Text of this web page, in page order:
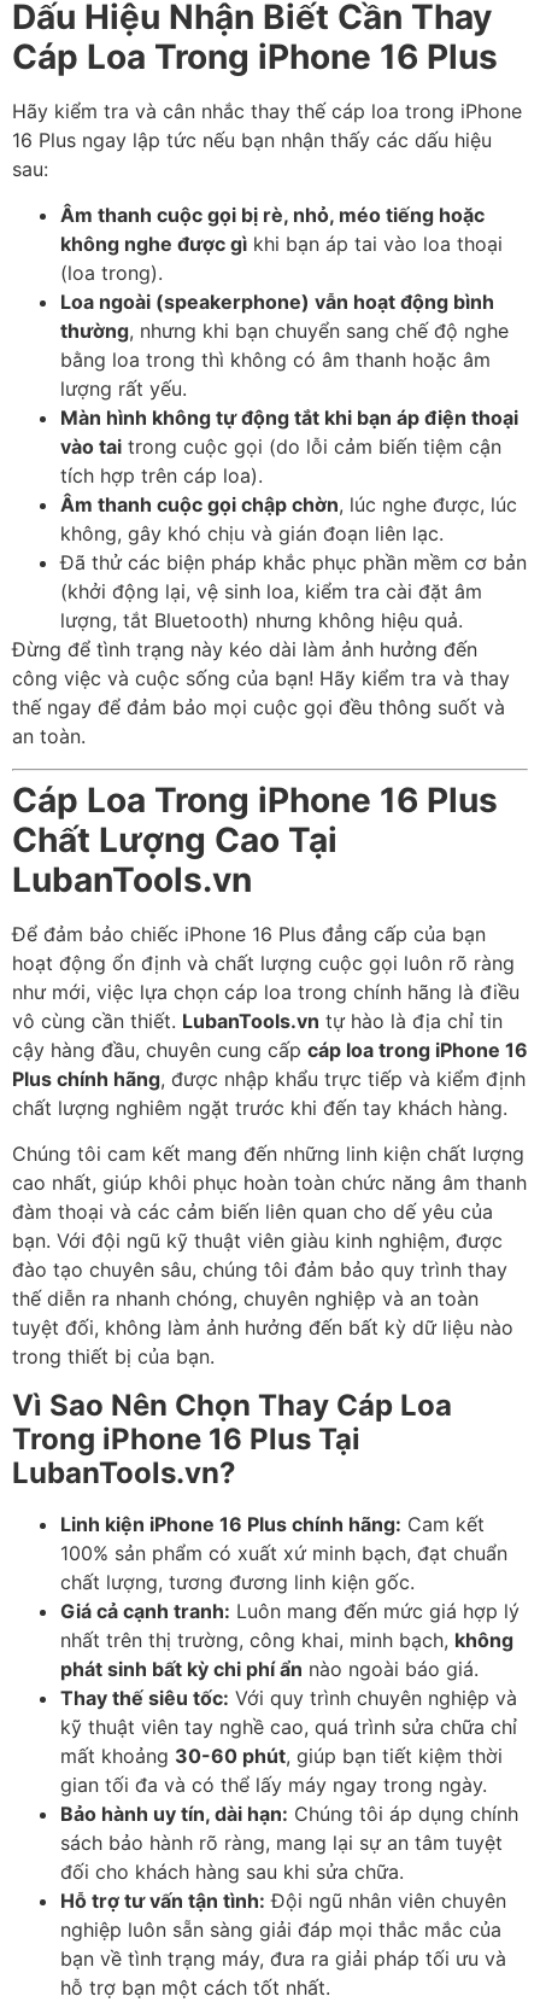
Dấu Hiệu Nhận Biết Cần Thay
Cáp Loa Trong iPhone 16 Plus
Hãy kiểm tra và cân nhắc thay thế cáp loa trong iPhone
16 Plus ngay lập tức nếu bạn nhận thấy các dấu hiệu
sau:
Âm thanh cuộc gọi bị rè, nhỏ, méo tiếng hoặc
không nghe được gì khi bạn áp tai vào loa thoại
(loa trong).
Loa ngoài (speakerphone) vẫn hoạt động bình
thường, nhưng khi bạn chuyển sang chế độ nghe
bằng loa trong thì không có âm thanh hoặc âm
lượng rất yếu.
Màn hình không tự động tắt khi bạn áp điện thoại
vào tai trong cuộc gọi (do lỗi cảm biến tiệm cận
tích hợp trên cáp loa).
Âm thanh cuộc gọi chập chờn, lúc nghe được, lúc
không, gây khó chịu và gián đoạn liên lạc.
Đã thử các biện pháp khắc phục phần mềm cơ bản
(khởi động lại, vệ sinh loa, kiểm tra cài đặt âm
lượng, tắt Bluetooth) nhưng không hiệu quả.
Đừng để tình trạng này kéo dài làm ảnh hưởng đến
công việc và cuộc sống của bạn! Hãy kiểm tra và thay
thế ngay để đảm bảo mọi cuộc gọi đều thông suốt và
an toàn.
Cáp Loa Trong iPhone 16 Plus
Chất Lượng Cao Tại
LubanTools.vn
Để đảm bảo chiếc iPhone 16 Plus đẳng cấp của bạn
hoạt động ổn định và chất lượng cuộc gọi luôn rõ ràng
như mới, việc lựa chọn cáp loa trong chính hãng là điều
vô cùng cần thiết. LubanTools.vn tự hào là địa chỉ tin
cậy hàng đầu, chuyên cung cấp cáp loa trong iPhone 16
Plus chính hãng, được nhập khẩu trực tiếp và kiểm định
chất lượng nghiêm ngặt trước khi đến tay khách hàng.
Chúng tôi cam kết mang đến những linh kiện chất lượng
cao nhất, giúp khôi phục hoàn toàn chức năng âm thanh
đàm thoại và các cảm biến liên quan cho dế yêu của
bạn. Với đội ngũ kỹ thuật viên giàu kinh nghiệm, được
đào tạo chuyên sâu, chúng tôi đảm bảo quy trình thay
thế diễn ra nhanh chóng, chuyên nghiệp và an toàn
tuyệt đối, không làm ảnh hưởng đến bất kỳ dữ liệu nào
trong thiết bị của bạn.
Vì Sao Nên Chọn Thay Cáp Loa
Trong iPhone 16 Plus Tại
LubanTools.vn?
Linh kiện iPhone 16 Plus chính hãng: Cam kết
100% sản phẩm có xuất xứ minh bạch, đạt chuẩn
chất lượng, tương đương linh kiện gốc.
Giá cả cạnh tranh: Luôn mang đến mức giá hợp lý
nhất trên thị trường, công khai, minh bạch, không
phát sinh bất kỳ chi phí ẩn nào ngoài báo giá.
Thay thế siêu tốc: Với quy trình chuyên nghiệp và
kỹ thuật viên tay nghề cao, quá trình sửa chữa chỉ
mất khoảng 30-60 phút, giúp bạn tiết kiệm thời
gian tối đa và có thể lấy máy ngay trong ngày.
Bảo hành uy tín, dài hạn: Chúng tôi áp dụng chính
sách bảo hành rõ ràng, mang lại sự an tâm tuyệt
đối cho khách hàng sau khi sửa chữa.
Hỗ trợ tư vấn tận tình: Đội ngũ nhân viên chuyên
nghiệp luôn sẵn sàng giải đáp mọi thắc mắc của
bạn về tình trạng máy, đưa ra giải pháp tối ưu và
hỗ trợ bạn một cách tốt nhất.